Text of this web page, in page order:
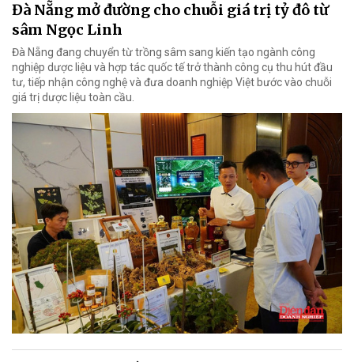
Đà Nẵng mở đường cho chuỗi giá trị tỷ đô từ
sâm Ngọc Linh
Đà Nẵng đang chuyển từ trồng sâm sang kiến tạo ngành công
nghiệp dược liệu và hợp tác quốc tế trở thành công cụ thu hút đầu
tư, tiếp nhận công nghệ và đưa doanh nghiệp Việt bước vào chuỗi
giá trị dược liệu toàn cầu.